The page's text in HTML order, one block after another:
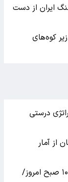
در جنگ ایران از دست
کوه‌های
درستی
از آمار
اعمال محدودیت تردد در چالوس از ساعت ۱۰ صبح امروز/